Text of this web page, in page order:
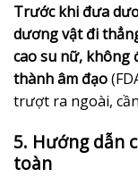
Trước khi đưa
dương vật đi
cao su nữ, không
thành âm đạo
trượt ra ngoài,
5. Hướng dẫn
toàn